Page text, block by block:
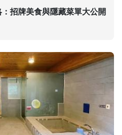
招牌美食與隱藏菜單大公開